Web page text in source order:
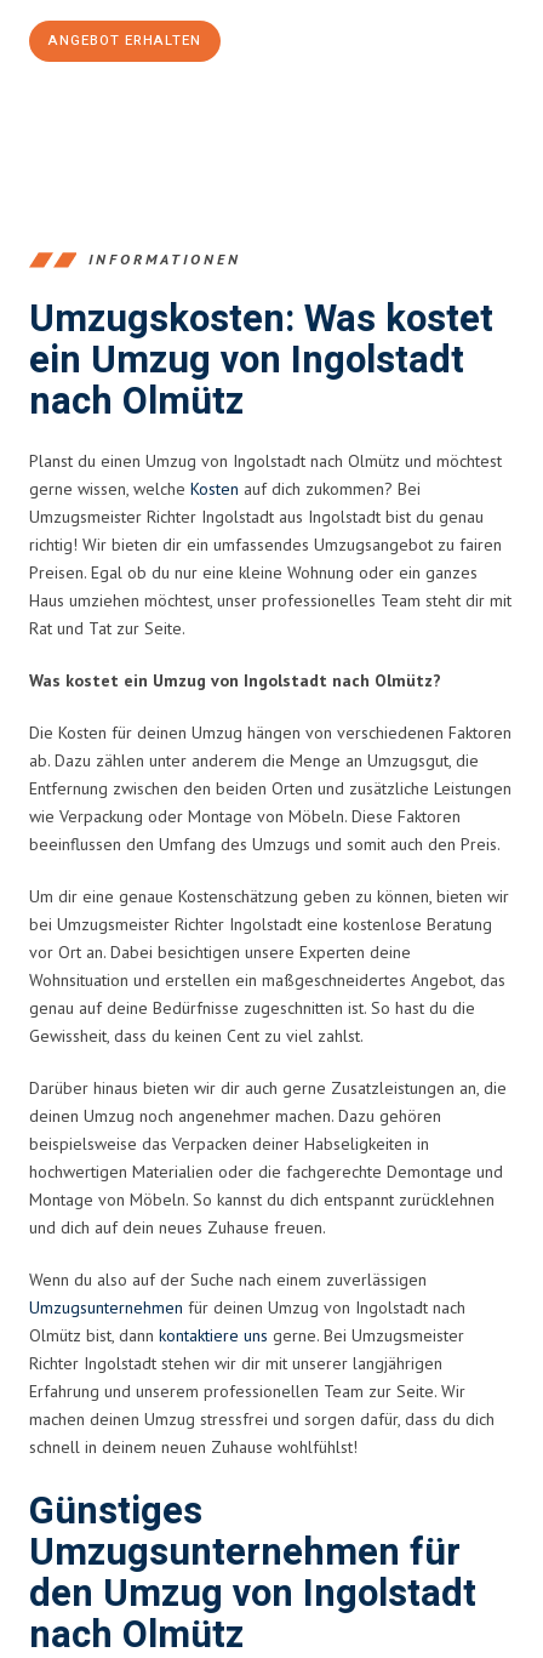
ANGEBOT ERHALTEN
INFORMATIONEN
Umzugskosten: Was kostet
ein Umzug von Ingolstadt
nach Olmütz
Planst du einen Umzug von Ingolstadt nach Olmütz und möchtest
gerne wissen, welche Kosten auf dich zukommen? Bei
Umzugsmeister Richter Ingolstadt aus Ingolstadt bist du genau
richtig! Wir bieten dir ein umfassendes Umzugsangebot zu fairen
Preisen. Egal ob du nur eine kleine Wohnung oder ein ganzes
Haus umziehen möchtest, unser professionelles Team steht dir mit
Rat und Tat zur Seite.
Was kostet ein Umzug von Ingolstadt nach Olmütz?
Die Kosten für deinen Umzug hängen von verschiedenen Faktoren
ab. Dazu zählen unter anderem die Menge an Umzugsgut, die
Entfernung zwischen den beiden Orten und zusätzliche Leistungen
wie Verpackung oder Montage von Möbeln. Diese Faktoren
beeinflussen den Umfang des Umzugs und somit auch den Preis.
Um dir eine genaue Kostenschätzung geben zu können, bieten wir
bei Umzugsmeister Richter Ingolstadt eine kostenlose Beratung
vor Ort an. Dabei besichtigen unsere Experten deine
Wohnsituation und erstellen ein maßgeschneidertes Angebot, das
genau auf deine Bedürfnisse zugeschnitten ist. So hast du die
Gewissheit, dass du keinen Cent zu viel zahlst.
Darüber hinaus bieten wir dir auch gerne Zusatzleistungen an, die
deinen Umzug noch angenehmer machen. Dazu gehören
beispielsweise das Verpacken deiner Habseligkeiten in
hochwertigen Materialien oder die fachgerechte Demontage und
Montage von Möbeln. So kannst du dich entspannt zurücklehnen
und dich auf dein neues Zuhause freuen.
Wenn du also auf der Suche nach einem zuverlässigen
Umzugsunternehmen für deinen Umzug von Ingolstadt nach
Olmütz bist, dann kontaktiere uns gerne. Bei Umzugsmeister
Richter Ingolstadt stehen wir dir mit unserer langjährigen
Erfahrung und unserem professionellen Team zur Seite. Wir
machen deinen Umzug stressfrei und sorgen dafür, dass du dich
schnell in deinem neuen Zuhause wohlfühlst!
Günstiges
Umzugsunternehmen für
den Umzug von Ingolstadt
nach Olmütz